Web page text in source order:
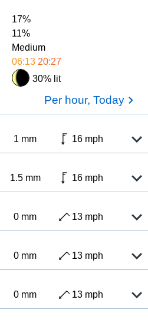
17%
11%
Medium
06:13 20:27
30% lit
Per hour, Today
1 mm 16 mph
1.5 mm 16 mph
0 mm 13 mph
0 mm 13 mph
0 mm 13 mph